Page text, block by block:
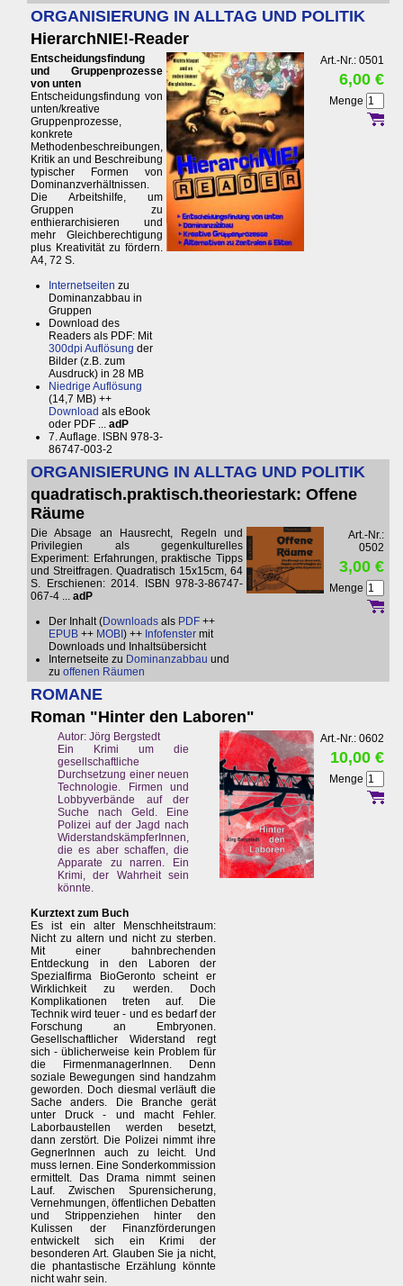
ORGANISIERUNG IN ALLTAG UND POLITIK
HierarchNIE!-Reader
Entscheidungsfindung
und Gruppenprozesse
von unten
Entscheidungsfindung von
unten/kreative
Gruppenprozesse,
konkrete
Methodenbeschreibungen,
Kritik an und Beschreibung
typischer Formen von
Dominanzverhältnissen.
Die Arbeitshilfe, um
Gruppen zu
enthierarchisieren und
mehr Gleichberechtigung
plus Kreativität zu fördern.
A4, 72 S.
Internetseiten zu
Dominanzabbau in
Gruppen
Download des
Readers als PDF: Mit
300dpi Auflösung der
Bilder (z.B. zum
Ausdruck) in 28 MB
Niedrige Auflösung
(14,7 MB) ++
Download als eBook
oder PDF ... adP
7. Auflage. ISBN 978-3-
86747-003-2
Art.-Nr.: 0501
6,00 €
Menge
ORGANISIERUNG IN ALLTAG UND POLITIK
quadratisch.praktisch.theoriestark: Offene
Räume
Die Absage an Hausrecht, Regeln und
Privilegien als gegenkulturelles
Experiment: Erfahrungen, praktische Tipps
und Streitfragen. Quadratisch 15x15cm, 64
S. Erschienen: 2014. ISBN 978-3-86747-
067-4 ... adP
Der Inhalt (Downloads als PDF ++
EPUB ++ MOBI ) ++ Infofenster mit
Downloads und Inhaltsübersicht
Internetseite zu Dominanzabbau und
zu offenen Räumen
Art.-Nr.:
0502
3,00 €
Menge
ROMANE
Roman "Hinter den Laboren"
Autor: Jörg Bergstedt
Ein Krimi um die
gesellschaftliche
Durchsetzung einer neuen
Technologie. Firmen und
Lobbyverbände auf der
Suche nach Geld. Eine
Polizei auf der Jagd nach
WiderstandskämpferInnen,
die es aber schaffen, die
Apparate zu narren. Ein
Krimi, der Wahrheit sein
könnte.
Kurztext zum Buch
Es ist ein alter Menschheitstraum:
Nicht zu altern und nicht zu sterben.
Mit einer bahnbrechenden
Entdeckung in den Laboren der
Spezialfirma BioGeronto scheint er
Wirklichkeit zu werden. Doch
Komplikationen treten auf. Die
Technik wird teuer - und es bedarf der
Forschung an Embryonen.
Gesellschaftlicher Widerstand regt
sich - üblicherweise kein Problem für
die FirmenmanagerInnen. Denn
soziale Bewegungen sind handzahm
geworden. Doch diesmal verläuft die
Sache anders. Die Branche gerät
unter Druck - und macht Fehler.
Laborbaustellen werden besetzt,
dann zerstört. Die Polizei nimmt ihre
GegnerInnen auch zu leicht. Und
muss lernen. Eine Sonderkommission
ermittelt. Das Drama nimmt seinen
Lauf. Zwischen Spurensicherung,
Vernehmungen, öffentlichen Debatten
und Strippenziehen hinter den
Kulissen der Finanzförderungen
entwickelt sich ein Krimi der
besonderen Art. Glauben Sie ja nicht,
die phantastische Erzählung könnte
nicht wahr sein.
Art.-Nr.: 0602
10,00 €
Menge